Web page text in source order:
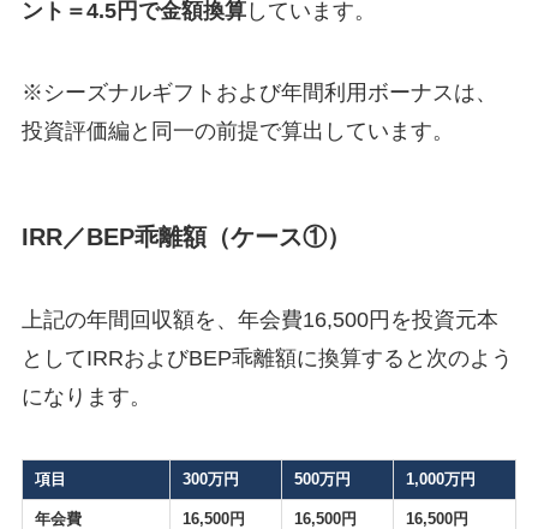
ント＝4.5円で金額換算しています。
※シーズナルギフトおよび年間利用ボーナスは、
投資評価編と同一の前提で算出しています。
IRR／BEP乖離額（ケース①）
上記の年間回収額を、年会費16,500円を投資元本
としてIRRおよびBEP乖離額に換算すると次のよう
になります。
項目 300万円 500万円 1,000万円
年会費 16,500円 16,500円 16,500円